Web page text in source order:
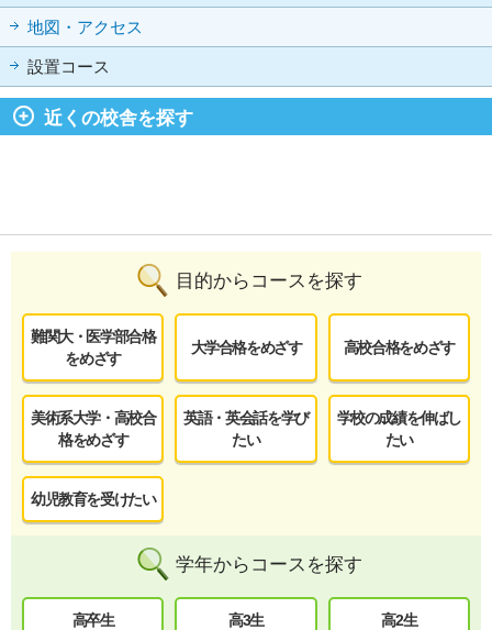
地図・アクセス
設置コース
近くの校舎を探す
目的からコースを探す
難関大・医学部合格
をめざす
大学合格をめざす 高校合格をめざす
美術系大学・高校合
格をめざす
英語・英会話を学び
たい
学校の成績を伸ばし
たい
幼児教育を受けたい
学年からコースを探す
高卒生 高3生 高2生